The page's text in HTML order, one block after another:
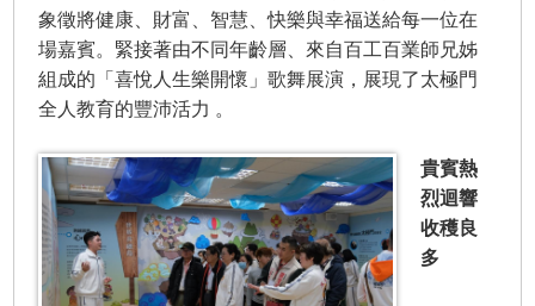
象徵將健康、財富、智慧、快樂與幸福送給每一位在
場嘉賓。緊接著由不同年齡層、來自百工百業師兄姊
組成的「喜悅人生樂開懷」歌舞展演，展現了太極門
全人教育的豐沛活力 。
貴賓熱
烈迴響
收穫良
多